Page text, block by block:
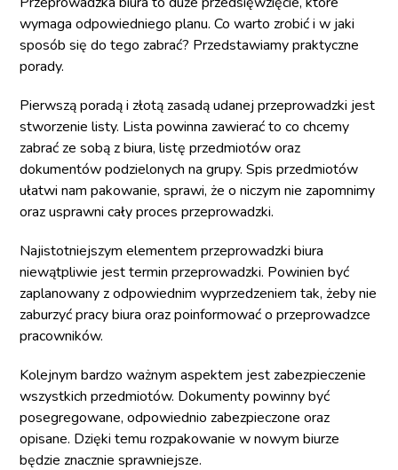
wymaga odpowiedniego planu. Co warto zrobić i w jaki
sposób się do tego zabrać? Przedstawiamy praktyczne
porady.
Pierwszą poradą i złotą zasadą udanej przeprowadzki jest
stworzenie listy. Lista powinna zawierać to co chcemy
zabrać ze sobą z biura, listę przedmiotów oraz
dokumentów podzielonych na grupy. Spis przedmiotów
ułatwi nam pakowanie, sprawi, że o niczym nie zapomnimy
oraz usprawni cały proces przeprowadzki.
Najistotniejszym elementem przeprowadzki biura
niewątpliwie jest termin przeprowadzki. Powinien być
zaplanowany z odpowiednim wyprzedzeniem tak, żeby nie
zaburzyć pracy biura oraz poinformować o przeprowadzce
pracowników.
Kolejnym bardzo ważnym aspektem jest zabezpieczenie
wszystkich przedmiotów. Dokumenty powinny być
posegregowane, odpowiednio zabezpieczone oraz
opisane. Dzięki temu rozpakowanie w nowym biurze
będzie znacznie sprawniejsze.